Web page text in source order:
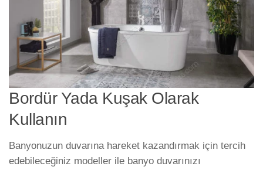
Bordür Yada Kuşak Olarak
Kullanın
Banyonuzun duvarına hareket kazandırmak için tercih
edebileceğiniz modeller ile banyo duvarınızı